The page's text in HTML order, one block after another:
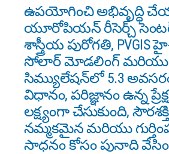
ఉపయోగించి అభివృద్ధి
యూరోపియన్ రీసెర్చ్
శాస్త్రీయ పురోగతి, PVGIS
సోలార్ మోడలింగ్ మరియు
సిమ్యులేషన్‌లో 5.3
విధానం, పరిజ్ఞానం ఉన్న
లక్ష్యంగా చేసుకుంది,
నమ్మకమైన మరియు
సాధనం కోసం పునాది